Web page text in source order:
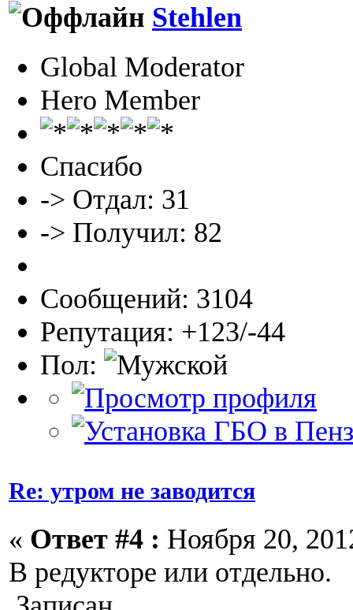
Stehlen
Global Moderator
Hero Member
Спасибо
-> Отдал: 31
-> Получил: 82
Сообщений: 3104
Репутация: +123/-44
Пол:
Re: утром не заводится
« Ответ #4 : Ноября 20,
В редукторе или отдельно.